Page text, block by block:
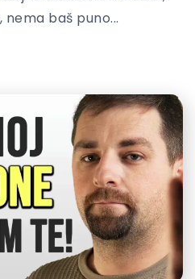
nema baš puno...